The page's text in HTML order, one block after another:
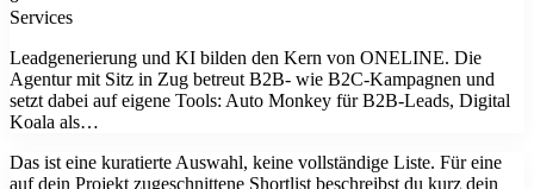
Services
Leadgenerierung und KI bilden den Kern von ONELINE. Die
Agentur mit Sitz in Zug betreut B2B- wie B2C-Kampagnen und
setzt dabei auf eigene Tools: Auto Monkey für B2B-Leads, Digital
Koala als…
Das ist eine kuratierte Auswahl, keine vollständige Liste. Für eine
auf dein Projekt zugeschnittene Shortlist beschreibst du kurz dein